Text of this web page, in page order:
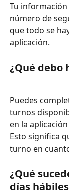
Tu
número de
que todo se
aplicación.
¿Qué debo
Puedes
turnos
en la
Esto significa
turno en
¿Qué
días